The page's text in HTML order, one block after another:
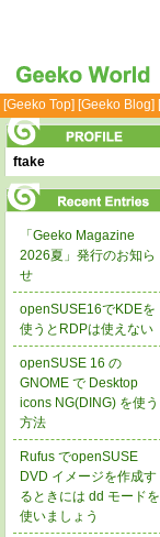
[Geeko Top] [Geeko Blog]
ftake
「Geeko Magazine
2026夏」発行のお知ら
せ
openSUSE16でKDEを
使うとRDPは使えない
openSUSE 16 の
GNOME で Desktop
icons NG(DING) を使う
方法
Rufus でopenSUSE
DVD イメージを作成す
るときには dd モードを
使いましょう